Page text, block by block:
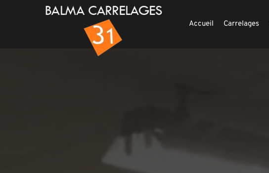
Accueil Carrelages